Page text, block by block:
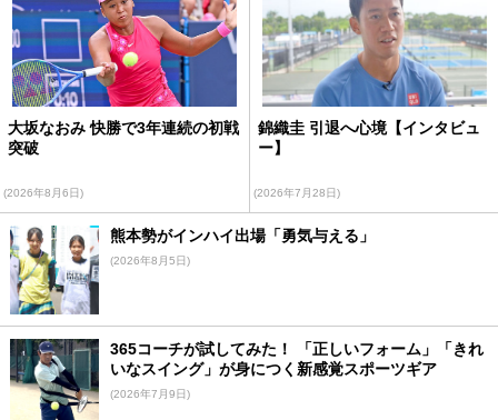
大坂なおみ 快勝で3年連続の初戦
突破
(2026年8月6日)
錦織圭 引退へ心境【インタビュ
ー】
(2026年7月28日)
熊本勢がインハイ出場「勇気与える」
(2026年8月5日)
365コーチが試してみた！ 「正しいフォーム」「きれ
いなスイング」が身につく新感覚スポーツギア
(2026年7月9日)